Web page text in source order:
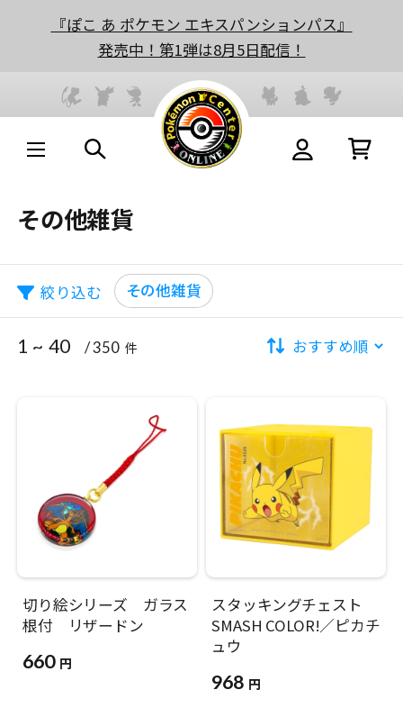
『ぽこ あ ポケモン エキスパンションパス』
発売中！第1弾は8月5日配信！
その他雑貨
絞り込む その他雑貨
1 ~ 40 / 350 件
切り絵シリーズ ガラス
根付 リザードン
660 円
スタッキングチェスト
SMASH COLOR!／ピカチ
ュウ
968 円